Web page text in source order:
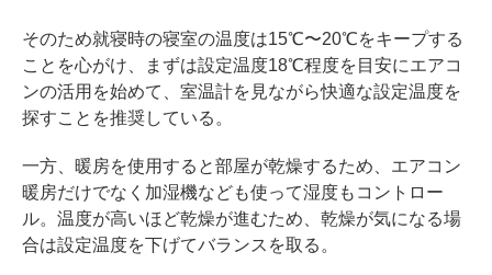
そのため就寝時の寝室の温度は15℃〜20℃をキープする
ことを心がけ、まずは設定温度18℃程度を目安にエアコ
ンの活用を始めて、室温計を見ながら快適な設定温度を
探すことを推奨している。
一方、暖房を使用すると部屋が乾燥するため、エアコン
暖房だけでなく加湿機なども使って湿度もコントロー
ル。温度が高いほど乾燥が進むため、乾燥が気になる場
合は設定温度を下げてバランスを取る。